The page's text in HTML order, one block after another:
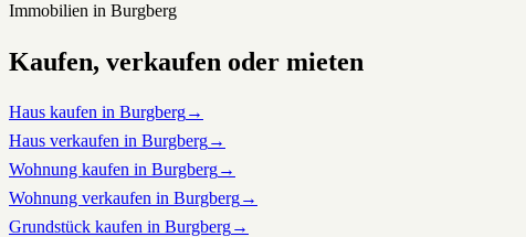
Immobilien in Burgberg
Kaufen, verkaufen oder mieten
Haus kaufen in Burgberg→
Haus verkaufen in Burgberg→
Wohnung kaufen in Burgberg→
Wohnung verkaufen in Burgberg→
Grundstück kaufen in Burgberg→